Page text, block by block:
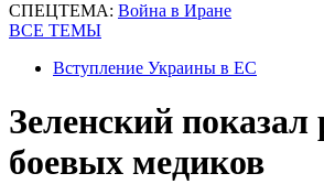
СПЕЦТЕМА: Война в Иране
ВСЕ ТЕМЫ
Вступление Украины в ЕС
Зеленский показал
боевых медиков